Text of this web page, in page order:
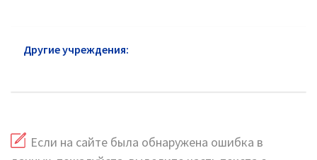
Другие учреждения:
Если на сайте была обнаружена ошибка в